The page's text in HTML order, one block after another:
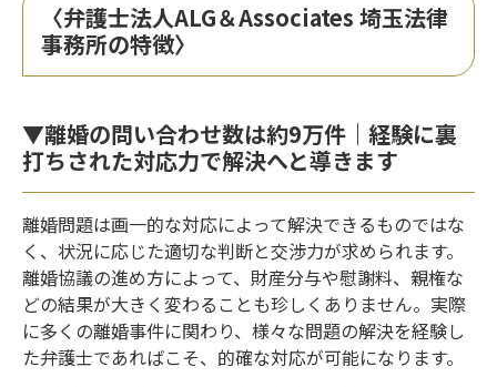
〈弁護士法人ALG＆Associates 埼玉法律
事務所の特徴〉
▼離婚の問い合わせ数は約9万件｜経験に裏
打ちされた対応力で解決へと導きます
離婚問題は画一的な対応によって解決できるものではな
く、状況に応じた適切な判断と交渉力が求められます。
離婚協議の進め方によって、財産分与や慰謝料、親権な
どの結果が大きく変わることも珍しくありません。実際
に多くの離婚事件に関わり、様々な問題の解決を経験し
た弁護士であればこそ、的確な対応が可能になります。